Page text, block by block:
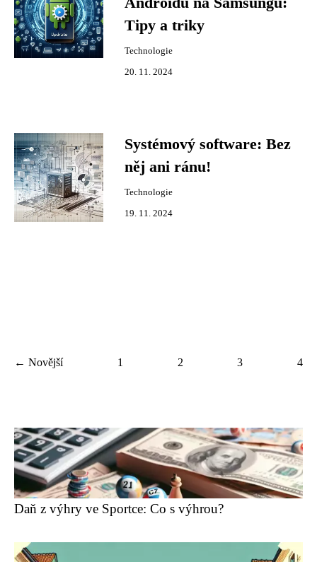
Tipy a triky
Technologie
20. 11. 2024
Systémový software: Bez
něj ani ránu!
Technologie
19. 11. 2024
← Novější 1 2 3 4
Daň z výhry ve Sportce: Co s výhrou?